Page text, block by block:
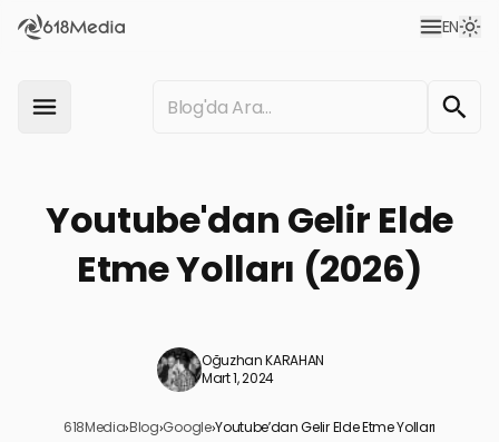
EN
Youtube'dan Gelir Elde
Etme Yolları (2026)
Oğuzhan KARAHAN
Mart 1, 2024
618Media›Blog›Google›Youtube’dan Gelir Elde Etme Yolları